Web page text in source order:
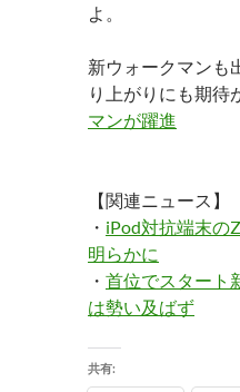
よ。
新ウォークマンも
り上がりにも期待
マンが躍進
【関連ニュース】
・ iPod対抗端末の
明らかに
・ 首位でスタート
は勢い及ばず
共有: